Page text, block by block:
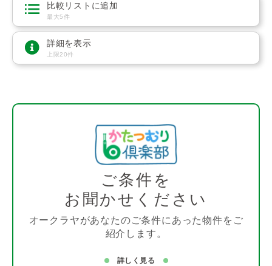
比較リストに追加
最大5件
詳細を表示
上限20件
ご条件を
お聞かせください
オークラヤがあなたのご条件にあった物件をご
紹介します。
詳しく見る